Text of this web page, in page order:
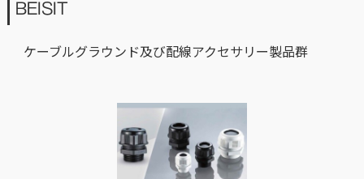
BEISIT
ケーブルグラウンド及び配線アクセサリー製品群